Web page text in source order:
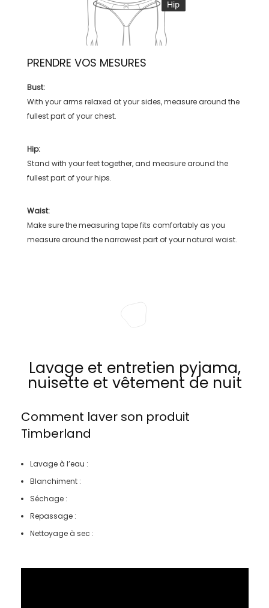
PRENDRE VOS MESURES
Bust:
With your arms relaxed at your sides, measure around the
fullest part of your chest.
Hip:
Stand with your feet together, and measure around the
fullest part of your hips.
Waist:
Make sure the measuring tape fits comfortably as you
measure around the narrowest part of your natural waist.
Lavage et entretien pyjama,
nuisette et vêtement de nuit
Comment laver son produit
Timberland
Lavage à l’eau :
Blanchiment :
Séchage :
Repassage :
Nettoyage à sec :